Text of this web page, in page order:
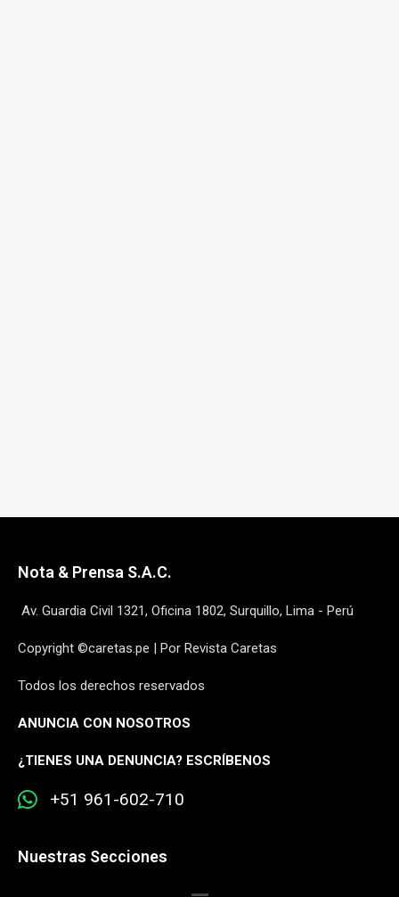
Nota & Prensa S.A.C.
Av. Guardia Civil 1321, Oficina 1802, Surquillo, Lima - Perú
Copyright ©caretas.pe | Por Revista Caretas
Todos los derechos reservados
ANUNCIA CON NOSOTROS
¿TIENES UNA DENUNCIA? ESCRÍBENOS
+51 961-602-710
Nuestras Secciones